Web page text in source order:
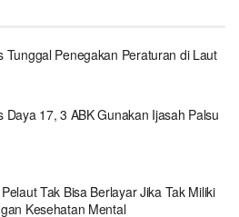
Tunggal Penegakan Peraturan di Laut
Daya 17, 3 ABK Gunakan Ijasah Palsu
Tak Bisa Berlayar Jika Tak Miliki
Kesehatan Mental